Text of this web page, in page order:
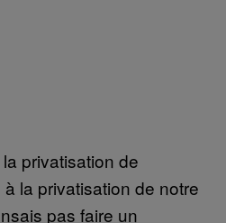
privatisation de
la privatisation de notre
pas faire un